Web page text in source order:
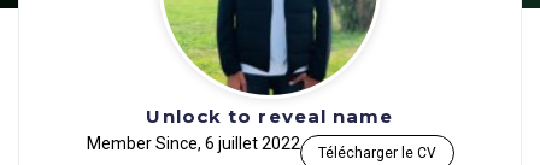
Unlock to reveal name
Member Since, 6 juillet 2022 Télécharger le CV